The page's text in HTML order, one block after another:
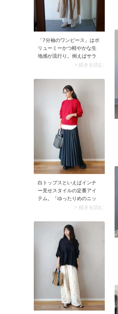
です。
「7分袖のワンピース」はボ
リューミーかつ軽やかな生
地感が流行り。例えばサラ
リとした綿ボイルやリネン
やすく、シーズンムードも
たっぷりです。着るだけで
お出かけモードに決まりま
> 続きを読む
白トップスといえばインナ
ー見せスタイルの定番アイ
テム。「ゆったりめのニッ
ト」の下に着て袖口や裾か
アクセントに。白トップス
から立体感が生まれ、スタ
イリングに抜け感が加わり
> 続きを読む